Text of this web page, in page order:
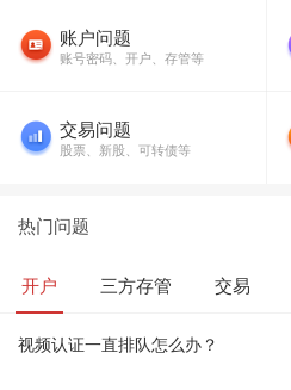
账户问题
账号密码、开户、存管等
交易问题
股票、新股、可转债等
热门问题
开户 三方存管 交易
视频认证一直排队怎么办？